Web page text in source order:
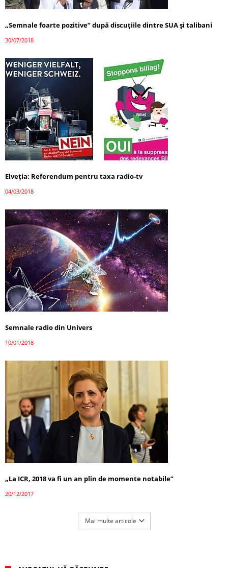
„Semnale foarte pozitive” după discuțiile dintre SUA și talibani
30/07/2018
Elveția: Referendum pentru taxa radio-tv
04/03/2018
Semnale radio din Univers
10/01/2018
„La ICR, 2018 va fi un an plin de momente notabile”
20/12/2017
Mai multe articole